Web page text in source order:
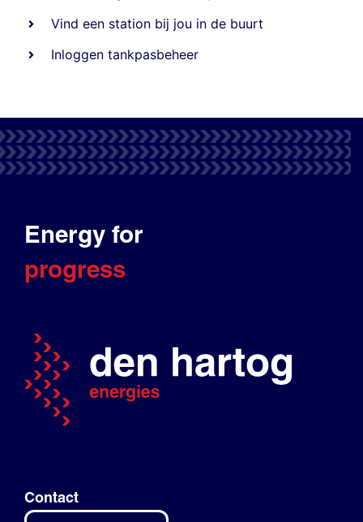
Vind een station bij jou in de buurt
Inloggen tankpasbeheer
Energy for
progress
Contact